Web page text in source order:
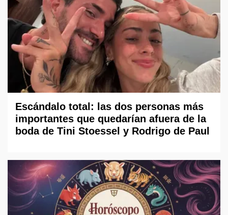
Escándalo total: las dos personas más
importantes que quedarían afuera de la
boda de Tini Stoessel y Rodrigo de Paul